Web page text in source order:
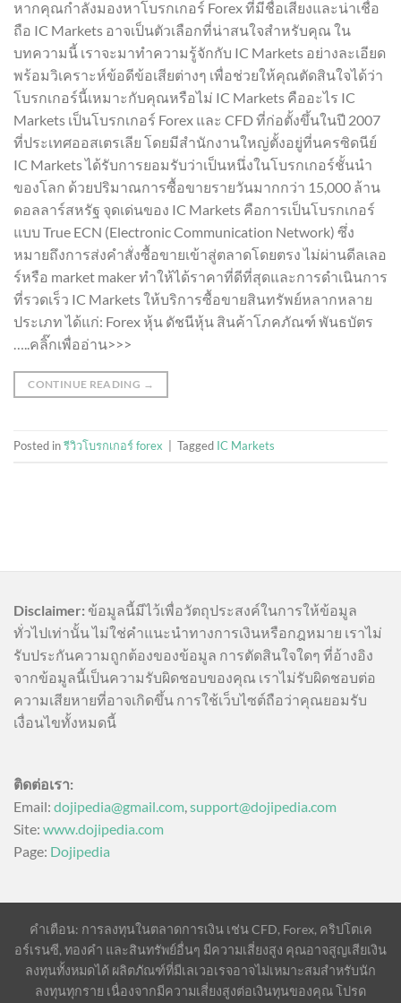
หากคุณกำลังมองหาโบรกเกอร์ Forex ที่มีชื่อเสียงและน่าเชื่อ
ถือ IC Markets อาจเป็นตัวเลือกที่น่าสนใจสำหรับคุณ ใน
บทความนี้ เราจะมาทำความรู้จักกับ IC Markets อย่างละเอียด
พร้อมวิเคราะห์ข้อดีข้อเสียต่างๆ เพื่อช่วยให้คุณตัดสินใจได้ว่า
โบรกเกอร์นี้เหมาะกับคุณหรือไม่ IC Markets คืออะไร IC
Markets เป็นโบรกเกอร์ Forex และ CFD ที่ก่อตั้งขึ้นในปี 2007
ที่ประเทศออสเตรเลีย โดยมีสำนักงานใหญ่ตั้งอยู่ที่นครซิดนีย์
IC Markets ได้รับการยอมรับว่าเป็นหนึ่งในโบรกเกอร์ชั้นนำ
ของโลก ด้วยปริมาณการซื้อขายรายวันมากกว่า 15,000 ล้าน
ดอลลาร์สหรัฐ จุดเด่นของ IC Markets คือการเป็นโบรกเกอร์
แบบ True ECN (Electronic Communication Network) ซึ่ง
หมายถึงการส่งคำสั่งซื้อขายเข้าสู่ตลาดโดยตรง ไม่ผ่านดีลเลอ
ร์หรือ market maker ทำให้ได้ราคาที่ดีที่สุดและการดำเนินการ
ที่รวดเร็ว IC Markets ให้บริการซื้อขายสินทรัพย์หลากหลาย
ประเภท ได้แก่: Forex หุ้น ดัชนีหุ้น สินค้าโภคภัณฑ์ พันธบัตร
…..คลิ๊กเพื่ออ่าน>>>
CONTINUE READING →
Posted inรีวิวโบรกเกอร์ forex Tagged IC Markets
Disclaimer: ข้อมูลนี้มีไว้เพื่อวัตถุประสงค์ในการให้ข้อมูล
ทั่วไปเท่านั้น ไม่ใช่คำแนะนำทางการเงินหรือกฎหมาย เราไม่
รับประกันความถูกต้องของข้อมูล การตัดสินใจใดๆ ที่อ้างอิง
จากข้อมูลนี้เป็นความรับผิดชอบของคุณ เราไม่รับผิดชอบต่อ
ความเสียหายที่อาจเกิดขึ้น การใช้เว็บไซต์ถือว่าคุณยอมรับ
เงื่อนไขทั้งหมดนี้
ติดต่อเรา:
Email: dojipedia@gmail.com,support@dojipedia.com
Site: www.dojipedia.com
Page: Dojipedia
คำเตือน: การลงทุนในตลาดการเงิน เช่น CFD, Forex, คริปโตเค
อร์เรนซี, ทองคำ และสินทรัพย์อื่นๆ มีความเสี่ยงสูง คุณอาจสูญเสียเงิน
ลงทุนทั้งหมดได้ ผลิตภัณฑ์ที่มีเลเวอเรจอาจไม่เหมาะสมสำหรับนัก
ลงทุนทุกราย เนื่องจากมีความเสี่ยงสูงต่อเงินทุนของคุณ โปรด